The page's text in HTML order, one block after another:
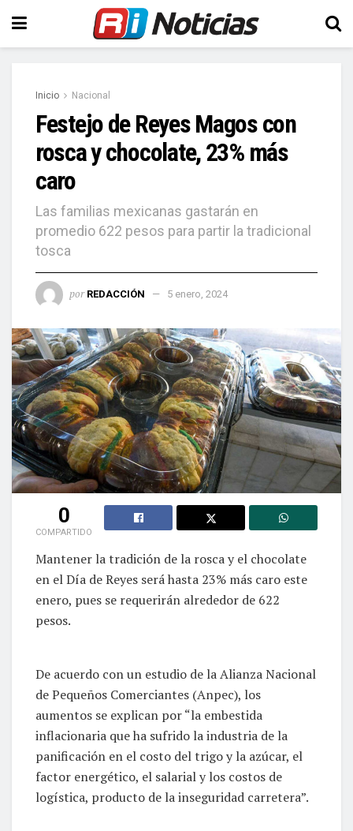
Inicio Nacional
Festejo de Reyes Magos con
rosca y chocolate, 23% más
caro
Las familias mexicanas gastarán en
promedio 622 pesos para partir la tradicional
tosca
por REDACCIÓN 5 enero, 2024
0
COMPARTIDO
Mantener la tradición de la rosca y el chocolate
en el Día de Reyes será hasta 23% más caro este
enero, pues se requerirán alrededor de 622
pesos.
De acuerdo con un estudio de la Alianza Nacional
de Pequeños Comerciantes (Anpec), los
aumentos se explican por “la embestida
inflacionaria que ha sufrido la industria de la
panificación en el costo del trigo y la azúcar, el
factor energético, el salarial y los costos de
logística, producto de la inseguridad carretera”.